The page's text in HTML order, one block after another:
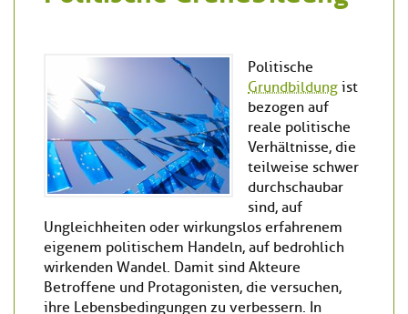
Politische
Grundbildung ist
bezogen auf
reale politische
Verhältnisse, die
teilweise schwer
durchschaubar
sind, auf
Ungleichheiten oder wirkungslos erfahrenem
eigenem politischem Handeln, auf bedrohlich
wirkenden Wandel. Damit sind Akteure
Betroffene und Protagonisten, die versuchen,
ihre Lebensbedingungen zu verbessern. In